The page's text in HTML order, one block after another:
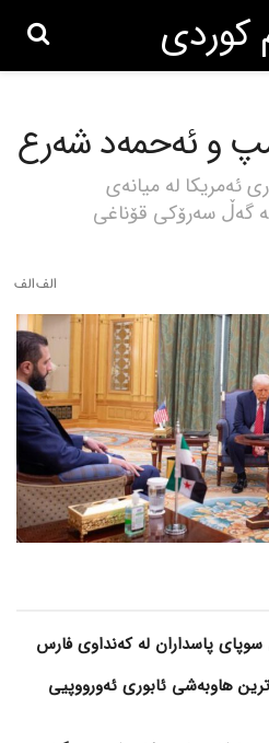
و ئەحمەد شەرع
ئەمریکا لە میانەی
گەڵ سەرۆکی قۆناغی
سوپای پاسداران لە کەنداوی فارس
هاوبەشی ئابوری ئەورووپیی